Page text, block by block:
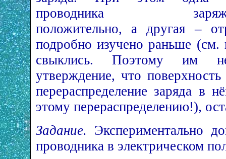
проводника
положительно, а другая –
подробно изучено раньше
свыклись. Поэтому им
утверждение, что
перераспределение заряда в
этому перераспределению!),
Задание. Экспериментально
проводника в электрическом